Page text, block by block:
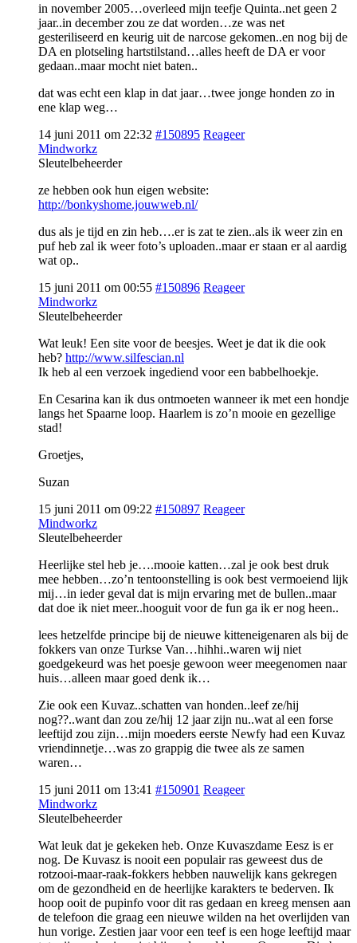
in november 2005…overleed mijn teefje Quinta..net geen 2
jaar..in december zou ze dat worden…ze was net
gesteriliseerd en keurig uit de narcose gekomen..en nog bij de
DA en plotseling hartstilstand…alles heeft de DA er voor
gedaan..maar mocht niet baten..
dat was echt een klap in dat jaar…twee jonge honden zo in
ene klap weg…
14 juni 2011 om 22:32 #150895 Reageer
Mindworkz
Sleutelbeheerder
ze hebben ook hun eigen website:
http://bonkyshome.jouwweb.nl/
dus als je tijd en zin heb….er is zat te zien..als ik weer zin en
puf heb zal ik weer foto’s uploaden..maar er staan er al aardig
wat op..
15 juni 2011 om 00:55 #150896 Reageer
Mindworkz
Sleutelbeheerder
Wat leuk! Een site voor de beesjes. Weet je dat ik die ook
heb? http://www.silfescian.nl
Ik heb al een verzoek ingediend voor een babbelhoekje.
En Cesarina kan ik dus ontmoeten wanneer ik met een hondje
langs het Spaarne loop. Haarlem is zo’n mooie en gezellige
stad!
Groetjes,
Suzan
15 juni 2011 om 09:22 #150897 Reageer
Mindworkz
Sleutelbeheerder
Heerlijke stel heb je….mooie katten…zal je ook best druk
mee hebben…zo’n tentoonstelling is ook best vermoeiend lijk
mij…in ieder geval dat is mijn ervaring met de bullen..maar
dat doe ik niet meer..hooguit voor de fun ga ik er nog heen..
lees hetzelfde principe bij de nieuwe kitteneigenaren als bij de
fokkers van onze Turkse Van…hihhi..waren wij niet
goedgekeurd was het poesje gewoon weer meegenomen naar
huis…alleen maar goed denk ik…
Zie ook een Kuvaz..schatten van honden..leef ze/hij
nog??..want dan zou ze/hij 12 jaar zijn nu..wat al een forse
leeftijd zou zijn…mijn moeders eerste Newfy had een Kuvaz
vriendinnetje…was zo grappig die twee als ze samen
waren…
15 juni 2011 om 13:41 #150901 Reageer
Mindworkz
Sleutelbeheerder
Wat leuk dat je gekeken heb. Onze Kuvaszdame Eesz is er
nog. De Kuvasz is nooit een populair ras geweest dus de
rotzooi-maar-raak-fokkers hebben nauwelijk kans gekregen
om de gezondheid en de heerlijke karakters te bederven. Ik
hoop ooit de pupinfo voor dit ras gedaan en kreeg mensen aan
de telefoon die graag een nieuwe wilden na het overlijden van
hun vorige. Zestien jaar voor een teef is een hoge leeftijd maar